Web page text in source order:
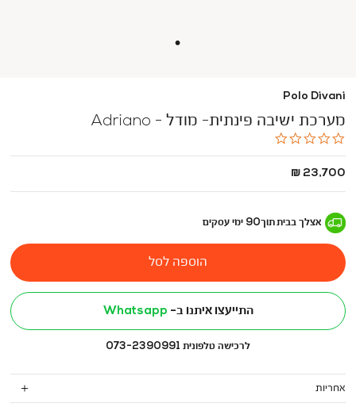
Polo Divani
מערכת ישיבה פינתית- מודל - Adriano
החל
23,700 ₪
אצלך בביתתוך90 ימי עסקים
הוספה לסל
התייעצו איתנו ב- Whatsapp
לרכישה טלפונית 073-2390991
אחריות